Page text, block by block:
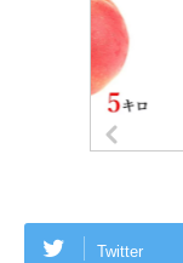
Twitter